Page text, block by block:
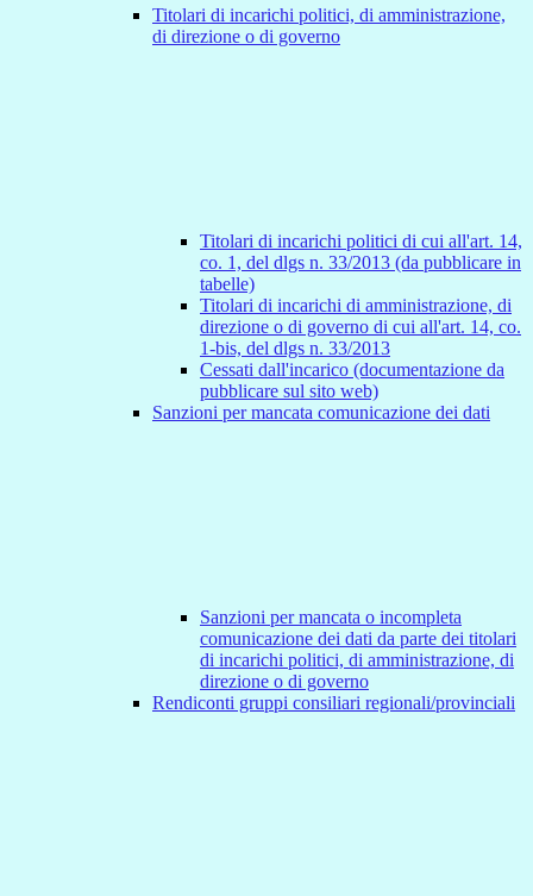
Titolari di incarichi politici, di amministrazione,
di direzione o di governo
Titolari di incarichi politici di cui all'art. 14,
co. 1, del dlgs n. 33/2013 (da pubblicare in
tabelle)
Titolari di incarichi di amministrazione, di
direzione o di governo di cui all'art. 14, co.
1-bis, del dlgs n. 33/2013
Cessati dall'incarico (documentazione da
pubblicare sul sito web)
Sanzioni per mancata comunicazione dei dati
Sanzioni per mancata o incompleta
comunicazione dei dati da parte dei titolari
di incarichi politici, di amministrazione, di
direzione o di governo
Rendiconti gruppi consiliari regionali/provinciali